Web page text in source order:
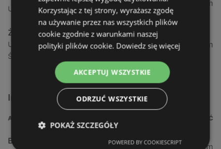
Ul. Armii Krajowej 12 / 1a, 72-600 Świnoujście
1,04 km
Żabka
Ul. Wybrzeże Wł. Iv 26/27 Lok. Lu, 72-600
Świnoujście
1,05 km
Inne sklepy Supermarkety w pobliżu
ADRES ODLEGŁOŚĆ
Biedronka
0,23 km
Korzystając z tej strony, wyrażasz zgodę
na używanie przez nas wszystkich plików
cookie zgodnie z warunkami naszej
polityki plików cookie. Dowiedz się więcej
AKCEPTUJ WSZYSTKIE
ODRZUĆ WSZYSTKIE
POKAŻ SZCZEGÓŁY
POWERED BY COOKIESCRIPT